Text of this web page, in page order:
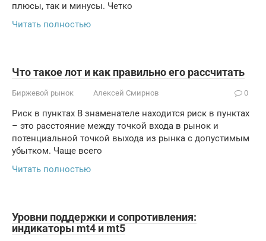
плюсы, так и минусы. Четко
Читать полностью
Что такое лот и как правильно его рассчитать
Биржевой рынок Алексей Смирнов 0
Риск в пунктах В знаменателе находится риск в пунктах
– это расстояние между точкой входа в рынок и
потенциальной точкой выхода из рынка с допустимым
убытком. Чаще всего
Читать полностью
Уровни поддержки и сопротивления:
индикаторы mt4 и mt5